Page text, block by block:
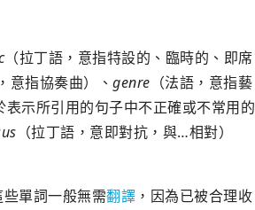
（拉丁語，意指特設的、臨時的、即席
意指協奏曲）、 genre （法語，意指藝
示所引用的句子中不正確或不常用的
（拉丁語，意即對抗，與…相對）
單詞一般無需翻譯 ，因為已被合理收